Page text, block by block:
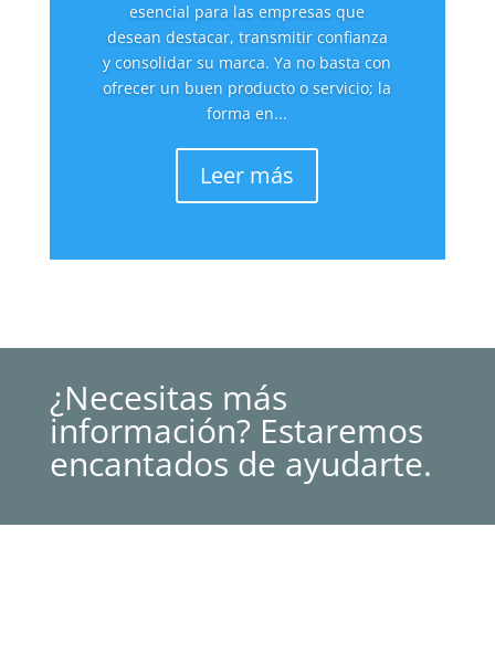
esencial para las empresas que
desean destacar, transmitir confianza
y consolidar su marca. Ya no basta con
ofrecer un buen producto o servicio; la
forma en...
Leer más
¿Necesitas más
información? Estaremos
encantados de ayudarte.